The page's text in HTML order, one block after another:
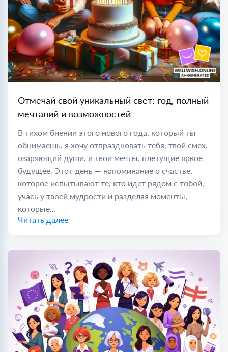
Отмечай свой уникальный свет: год, полный
мечтаний и возможностей
В тихом биении этого нового года, который ты
обнимаешь, я хочу отпраздновать тебя, твой смех,
озаряющий души, и твои мечты, плетущие яркое
будущее. Этот день — напоминание о счастье,
которое испытывают те, кто идет рядом с тобой,
учась у твоей мудрости и разделяя моменты,
которые...
Читать далее